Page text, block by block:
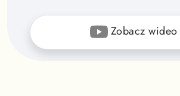
Zobacz wideo